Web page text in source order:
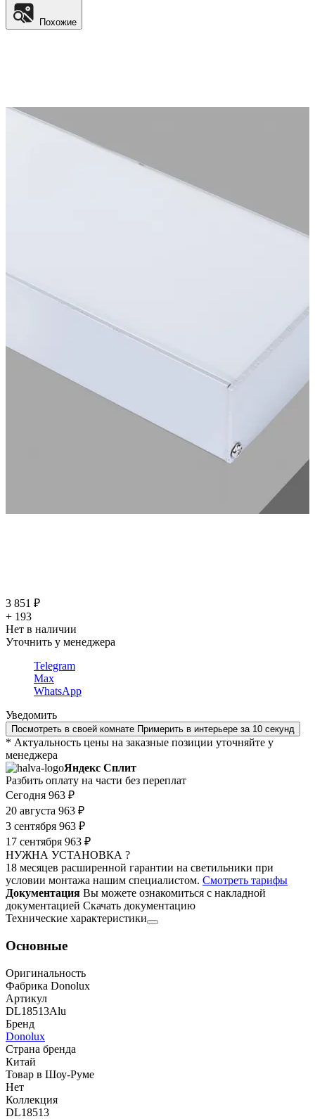
Похожие
3 851 ₽
+ 193
Нет в наличии
Уточнить у менеджера
Telegram
Max
WhatsApp
Уведомить
Посмотреть в своей комнате Примерить в интерьере за 10 секунд
* Актуальность цены на заказные позиции уточняйте у
менеджера
Яндекс Сплит
Разбить оплату на части без переплат
Сегодня 963 ₽
20 августа 963 ₽
3 сентября 963 ₽
17 сентября 963 ₽
НУЖНА УСТАНОВКА ?
18 месяцев расширенной гарантии на светильники при
условии монтажа нашим специалистом. Смотреть тарифы
Документация Вы можете ознакомиться с накладной
документацией Скачать документацию
Технические характеристики
Основные
Оригинальность
Фабрика Donolux
Артикул
DL18513Alu
Бренд
Donolux
Страна бренда
Китай
Товар в Шоу-Руме
Нет
Коллекция
DL18513